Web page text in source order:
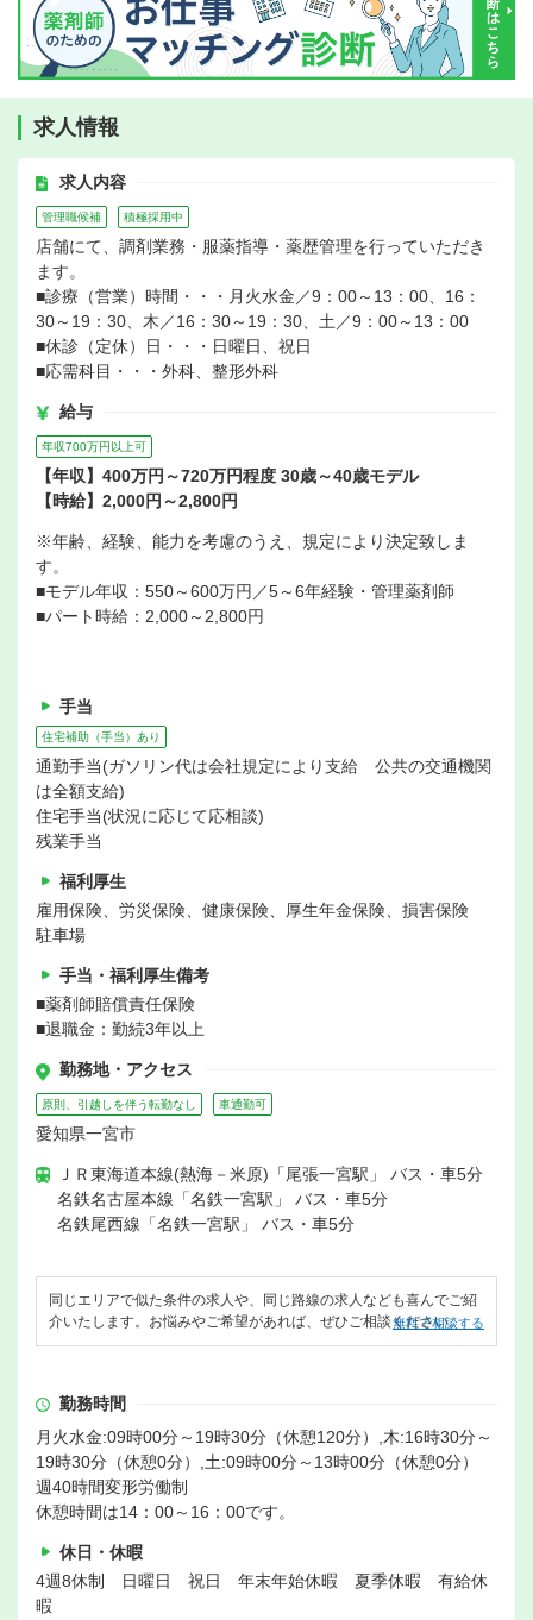
求人情報
求人内容
管理職候補 積極採用中
店舗にて、調剤業務・服薬指導・薬歴管理を行っていただき
ます。
■診療（営業）時間・・・月火水金／9：00～13：00、16：
30～19：30、木／16：30～19：30、土／9：00～13：00
■休診（定休）日・・・日曜日、祝日
■応需科目・・・外科、整形外科
給与
年収700万円以上可
【年収】400万円～720万円程度 30歳～40歳モデル
【時給】2,000円～2,800円
※年齢、経験、能力を考慮のうえ、規定により決定致しま
す。
■モデル年収：550～600万円／5～6年経験・管理薬剤師
■パート時給：2,000～2,800円
手当
住宅補助（手当）あり
通勤手当(ガソリン代は会社規定により支給 公共の交通機関
は全額支給)
住宅手当(状況に応じて応相談)
残業手当
福利厚生
雇用保険、労災保険、健康保険、厚生年金保険、損害保険
駐車場
手当・福利厚生備考
■薬剤師賠償責任保険
■退職金：勤続3年以上
勤務地・アクセス
原則、引越しを伴う転勤なし 車通勤可
愛知県一宮市
ＪＲ東海道本線(熱海－米原)「尾張一宮駅」 バス・車5分
名鉄名古屋本線「名鉄一宮駅」 バス・車5分
名鉄尾西線「名鉄一宮駅」 バス・車5分
同じエリアで似た条件の求人や、同じ路線の求人なども喜んでご紹
介いたします。お悩みやご希望があれば、ぜひご相談ください。
無料で相談する
勤務時間
月火水金:09時00分～19時30分（休憩120分）,木:16時30分～
19時30分（休憩0分）,土:09時00分～13時00分（休憩0分）
週40時間変形労働制
休憩時間は14：00～16：00です。
休日・休暇
4週8休制 日曜日 祝日 年末年始休暇 夏季休暇 有給休
暇